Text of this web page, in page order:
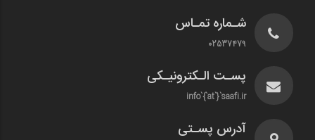
شـماره تمـاس
02537479
پسـت الـکترونیـکی
info`{`at`}`saafi.ir
آدرس پسـتی